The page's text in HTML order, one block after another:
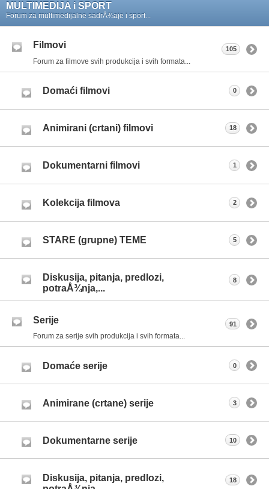
MULTIMEDIJA i SPORT
Forum za multimedijalne sadrÅ¾aje i sport...
Filmovi
Forum za filmove svih produkcija i svih formata...
105
Domaći filmovi 0
Animirani (crtani) filmovi 18
Dokumentarni filmovi 1
Kolekcija filmova 2
STARE (grupne) TEME 5
Diskusija, pitanja, predlozi,
potraÅ¾nja,...
8
Serije
Forum za serije svih produkcija i svih formata...
91
Domaće serije 0
Animirane (crtane) serije 3
Dokumentarne serije 10
Diskusija, pitanja, predlozi,
18